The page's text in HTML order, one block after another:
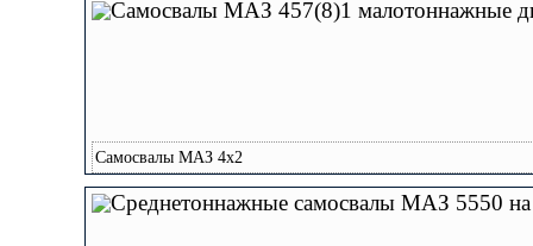
Самосвалы МАЗ 4x2